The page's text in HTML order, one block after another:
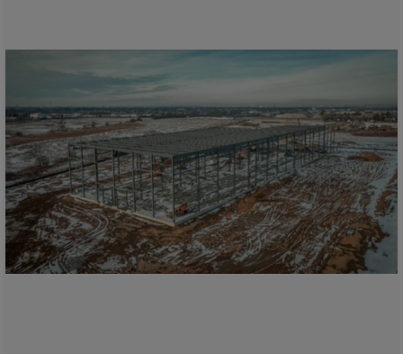
Benin
Bermuda
Bhutan
Bolivia
Bosnia-Herz.
Botswana
Bouvet Island
Brazil